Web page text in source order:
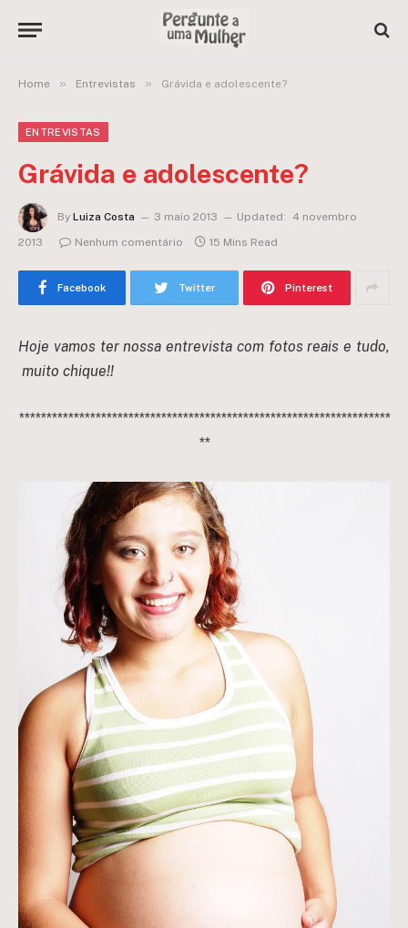
Home » Entrevistas » Grávida e adolescente?
ENTREVISTAS
Grávida e adolescente?
By Luiza Costa 3 maio 2013 Updated:
4 novembro
2013
Nenhum comentário 15 Mins Read
Facebook Twitter Pinterest
Hoje vamos ter nossa entrevista com fotos reais e tudo,
muito chique!!
********************************************************************
**